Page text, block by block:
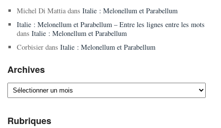
Michel Di Mattiadans Italie : Melonellum et Parabellum
Italie : Melonellum et Parabellum – Entre les lignes entre les mots
dans Italie : Melonellum et Parabellum
Corbisierdans Italie : Melonellum et Parabellum
Archives
Archives
Rubriques